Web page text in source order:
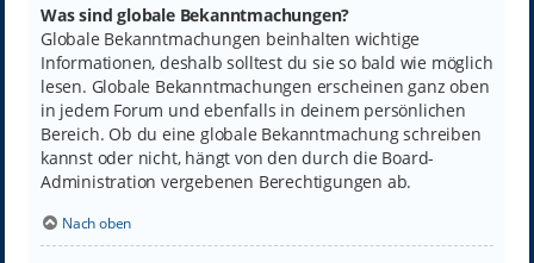
Was sind globale Bekanntmachungen?
Globale Bekanntmachungen beinhalten wichtige
Informationen, deshalb solltest du sie so bald wie möglich
lesen. Globale Bekanntmachungen erscheinen ganz oben
in jedem Forum und ebenfalls in deinem persönlichen
Bereich. Ob du eine globale Bekanntmachung schreiben
kannst oder nicht, hängt von den durch die Board-
Administration vergebenen Berechtigungen ab.
Nach oben